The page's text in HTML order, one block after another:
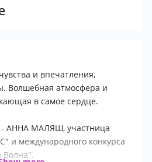
и впечатления,
Волшебная атмосфера и
в самое сердце.
- АННА МАЛЯШ, участница
и международного конкурса
Волна".